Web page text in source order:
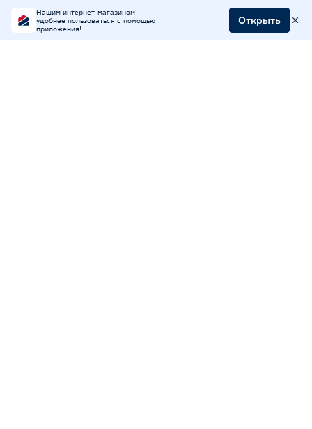
Нашим интернет-магазином
удобнее пользоваться с помощью
приложения!
Открыть